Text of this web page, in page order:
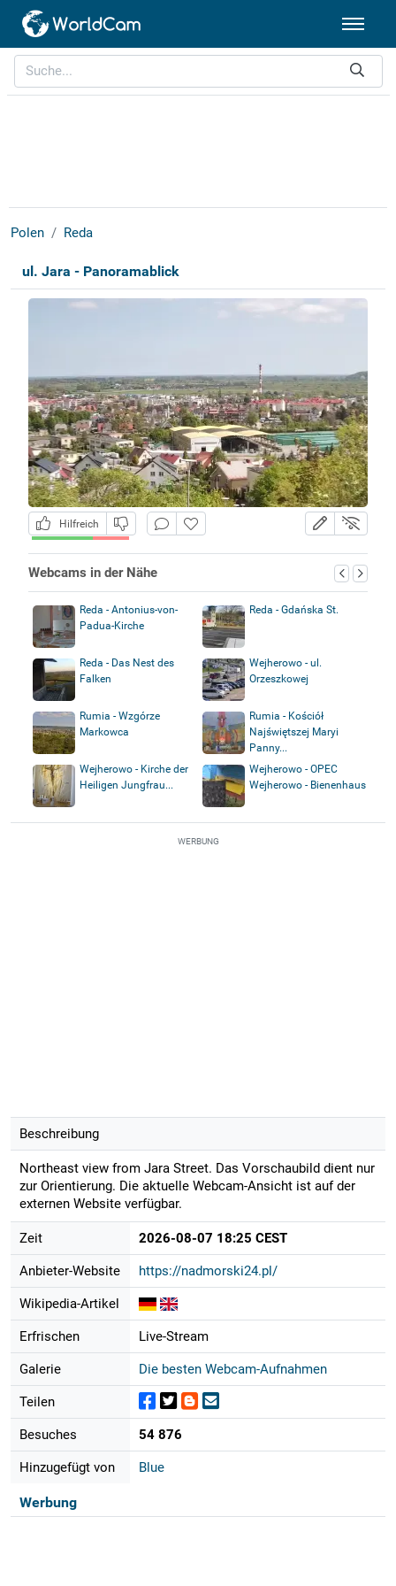
Polen Reda
ul. Jara - Panoramablick
Hilfreich
Webcams in der Nähe
Reda - Antonius-von-
Padua-Kirche
Reda - Gdańska St.
Reda - Das Nest des
Falken
Wejherowo - ul.
Orzeszkowej
Rumia - Wzgórze
Markowca
Rumia - Kościół
Najświętszej Maryi
Panny...
Wejherowo - Kirche der
Heiligen Jungfrau...
Wejherowo - OPEC
Wejherowo - Bienenhaus
WERBUNG
Beschreibung
Northeast view from Jara Street. Das Vorschaubild dient nur
zur Orientierung. Die aktuelle Webcam-Ansicht ist auf der
externen Website verfügbar.
Zeit 2026-08-07 18:25 CEST
Anbieter-Website https://nadmorski24.pl/
Wikipedia-Artikel
Erfrischen Live-Stream
Galerie Die besten Webcam-Aufnahmen
Teilen
Besuches 54 876
Hinzugefügt von Blue
Werbung